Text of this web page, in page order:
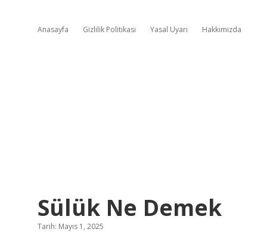
Anasayfa Gizlilik Politikası Yasal Uyarı Hakkımızda
Sülük Ne Demek
Tarih: Mayıs 1, 2025